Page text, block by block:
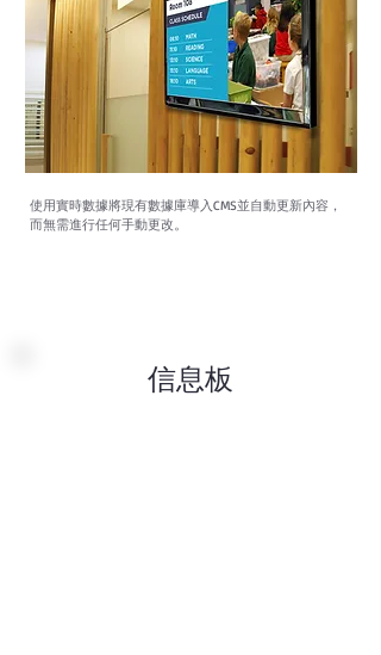
使用實時數據將現有數據庫導入CMS並自動更新內容，
而無需進行任何手動更改。
信息板